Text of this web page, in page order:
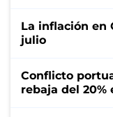
La inflación en
julio
Conflicto
rebaja del 20%